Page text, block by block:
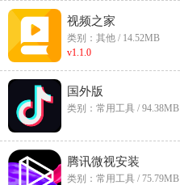
视频之家
类别：其他 / 14.52MB
v1.1.0
国外版
类别：常用工具 / 94.38MB
腾讯微视安装
类别：常用工具 / 75.79MB